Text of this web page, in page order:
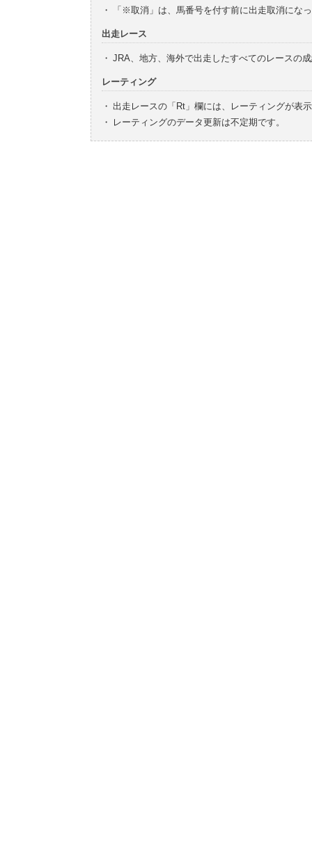
・
「※取消」は、馬番号を付す前に出走取消にな
出走レース
・ JRA、地方、海外で出走したすべてのレースの
レーティング
・ 出走レースの「Rt」欄には、レーティングが表
・
レーティングのデータ更新は不定期です。